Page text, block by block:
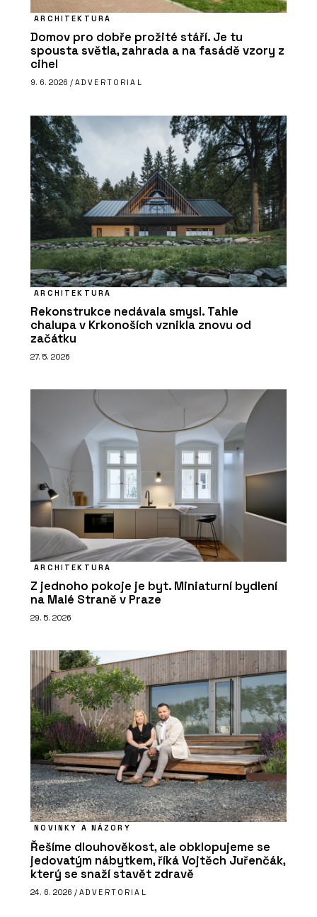
ARCHITEKTURA
Domov pro dobře prožité stáří. Je tu
spousta světla, zahrada a na fasádě vzory z
cihel
9. 6. 2026 / ADVERTORIAL
ARCHITEKTURA
Rekonstrukce nedávala smysl. Tahle
chalupa v Krkonoších vznikla znovu od
začátku
27. 5. 2026
ARCHITEKTURA
Z jednoho pokoje je byt. Miniaturní bydlení
na Malé Straně v Praze
29. 5. 2026
NOVINKY A NÁZORY
Řešíme dlouhověkost, ale obklopujeme se
jedovatým nábytkem, říká Vojtěch Juřenčák,
který se snaží stavět zdravě
24. 6. 2026 / ADVERTORIAL